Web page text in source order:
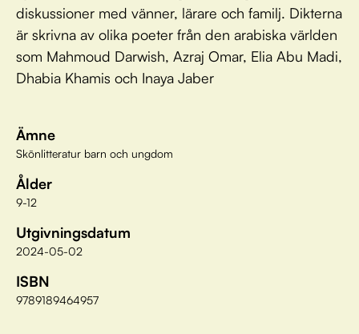
diskussioner med vänner, lärare och familj. Dikterna
är skrivna av olika poeter från den arabiska världen
som Mahmoud Darwish, Azraj Omar, Elia Abu Madi,
Dhabia Khamis och Inaya Jaber
Ämne
Skönlitteratur barn och ungdom
Ålder
9-12
Utgivningsdatum
2024-05-02
ISBN
9789189464957